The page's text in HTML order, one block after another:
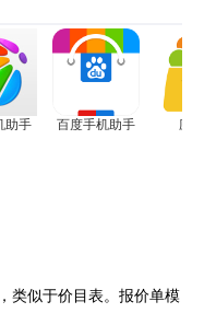
助手 百度手机助手 应
类似于价目表。报价单模